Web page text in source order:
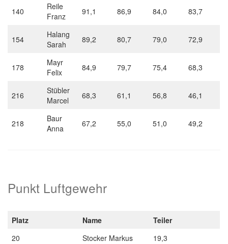
140
Reile
Franz
91,1 86,9 84,0 83,7
154
Halang
Sarah
89,2 80,7 79,0 72,9
178
Mayr
Felix
84,9 79,7 75,4 68,3
216
Stübler
Marcel
68,3 61,1 56,8 46,1
218
Baur
Anna
67,2 55,0 51,0 49,2
Punkt Luftgewehr
Platz Name
Teiler
20
Stocker Markus
19,3